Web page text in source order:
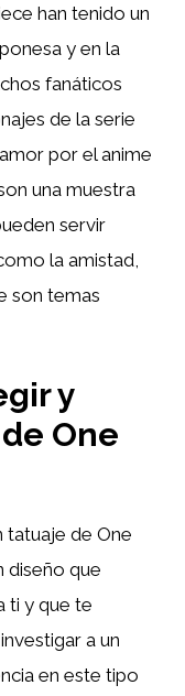
han tenido un
y en la
fanáticos
de la serie
por el anime
una muestra
servir
la amistad,
son temas
y
One
tatuaje de One
diseño que
ti y que te
a un
en este tipo